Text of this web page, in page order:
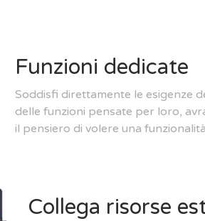
Funzioni dedicate
Soddisfi direttamente le esigenze
delle funzioni pensate per loro,
il pensiero di volere una
Collega risorse